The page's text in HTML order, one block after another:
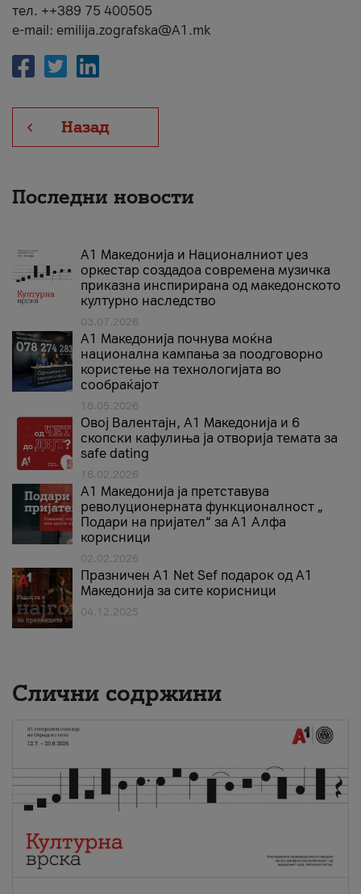
тел. ++389 75 400505
e-mail: emilija.zografska@A1.mk
Назад
Последни новости
А1 Македонија и Националниот џез
оркестар создадоа современа музичка
приказна инспирирана од македонското
културно наследство
03.07.2026
A1 Македонија почнува моќна
национална кампања за поодговорно
користење на технологијата во
сообраќајот
18.05.2026
Овој Валентајн, A1 Македонија и 6
скопски кафулиња ја отворија темата за
safe dating
16.02.2026
А1 Македонија ја претставува
револуционерната функционалност „
Подари на пријател“ за А1 Алфа
корисници
02.02.2026
Празничен A1 Net Sеf подарок од А1
Македонија за сите корисници
04.12.2025
Слични содржини